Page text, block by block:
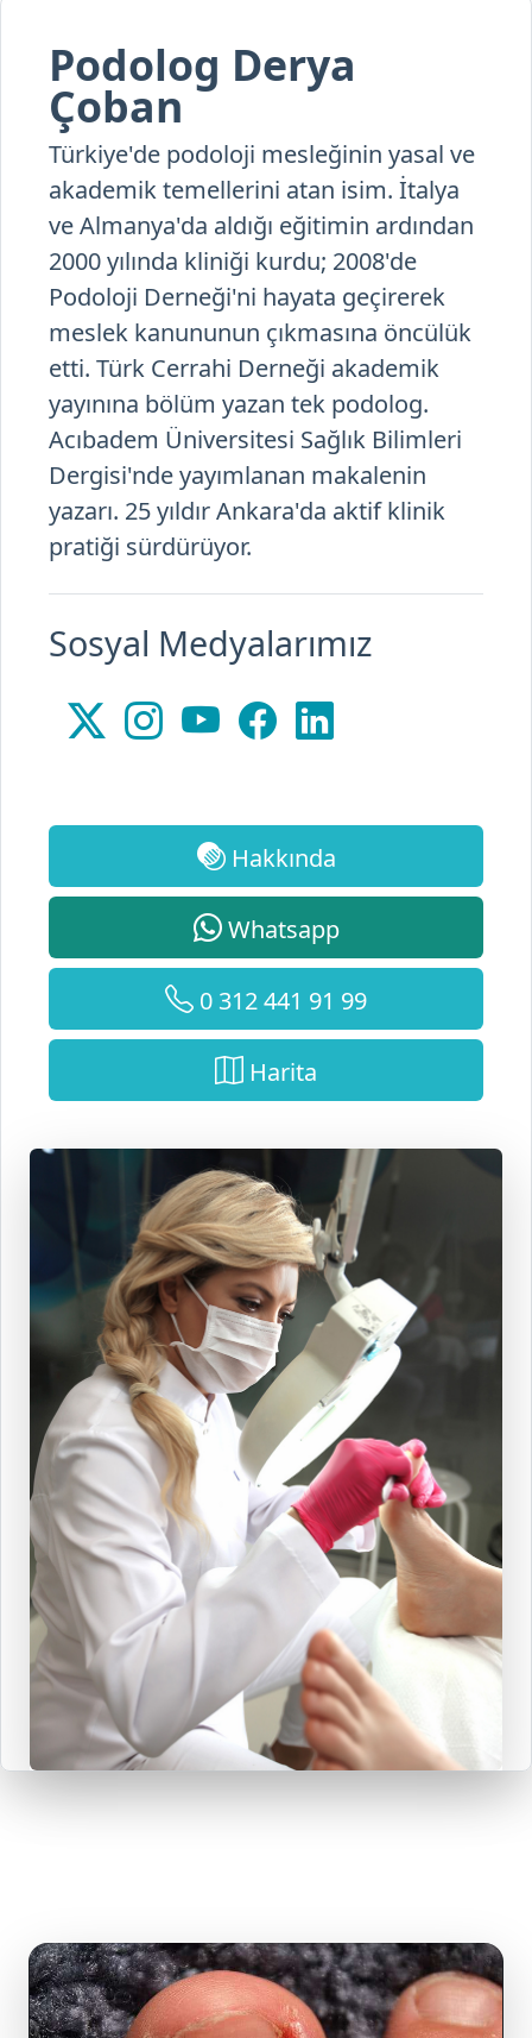
Çoban
Türkiye'de podoloji mesleğinin yasal ve
akademik temellerini atan isim. İtalya
ve Almanya'da aldığı eğitimin ardından
2000 yılında kliniği kurdu; 2008'de
Podoloji Derneği'ni hayata geçirerek
meslek kanununun çıkmasına öncülük
etti. Türk Cerrahi Derneği akademik
yayınına bölüm yazan tek podolog.
Acıbadem Üniversitesi Sağlık Bilimleri
Dergisi'nde yayımlanan makalenin
yazarı. 25 yıldır Ankara'da aktif klinik
pratiği sürdürüyor.
Sosyal Medyalarımız
Whatsapp
0 312 441 91 99
Harita